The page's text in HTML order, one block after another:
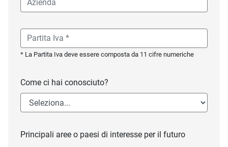
* La Partita Iva deve essere composta da 11 cifre numeriche
Come ci hai conosciuto?
Principali aree o paesi di interesse per il futuro